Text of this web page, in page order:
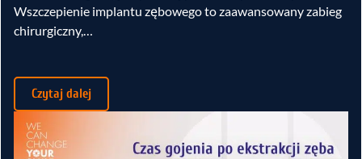
Wszczepienie implantu zębowego to zaawansowany zabieg
chirurgiczny,…
Czytaj dalej